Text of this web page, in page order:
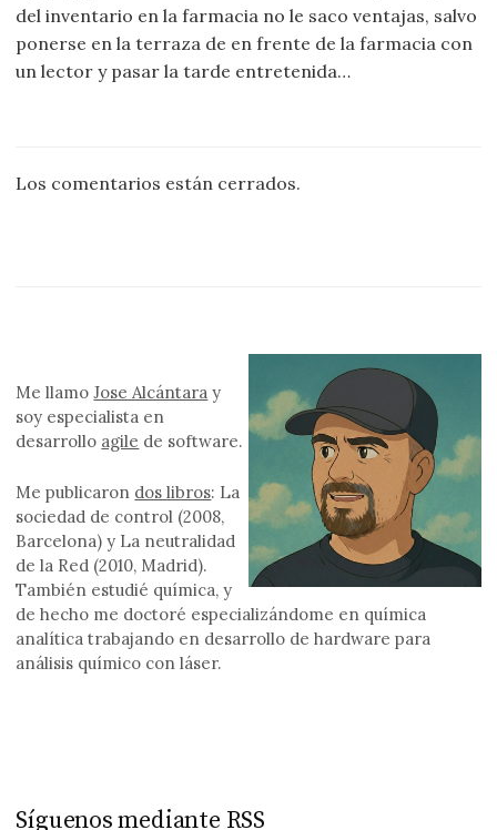
del inventario en la farmacia no le saco ventajas, salvo
ponerse en la terraza de en frente de la farmacia con
un lector y pasar la tarde entretenida…
Los comentarios están cerrados.
Me llamoJose Alcántara y
soy especialista en
desarrollo agile de software.
Me publicaron dos libros: La
sociedad de control (2008,
Barcelona) y La neutralidad
de la Red (2010, Madrid).
También estudié química, y
de hecho me doctoré especializándome en química
analítica trabajando en desarrollo de hardware para
análisis químico con láser.
Síguenos mediante RSS